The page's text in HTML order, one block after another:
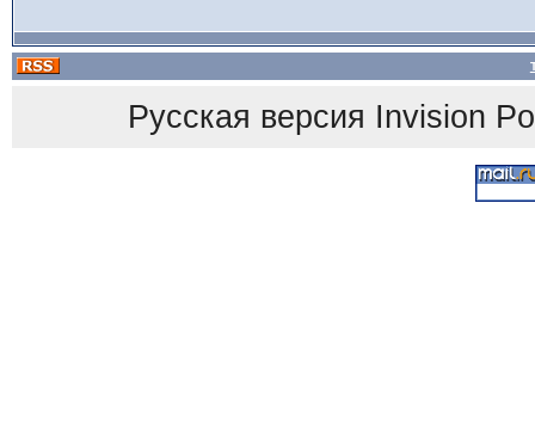
Русская версия Invision